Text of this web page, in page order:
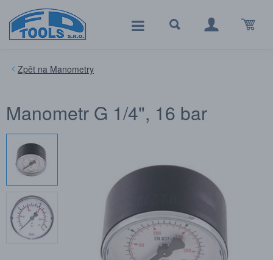
Manometry
Manometr G 1/4", 16 bar